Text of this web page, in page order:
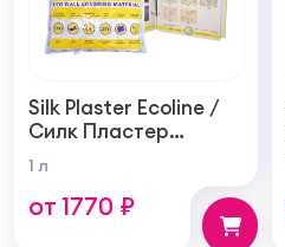
Silk Plaster Ecoline /
Силк Пластер
Эколайн жидкие
обои (шелковая
декоративная
1 л
от 1770 ₽